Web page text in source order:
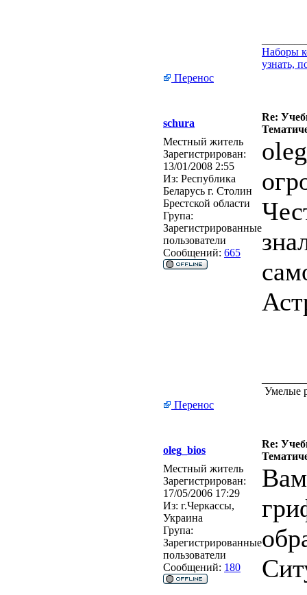
Наборы
узнать,
Перенос
schura
Re:
Местный житель
Зарегистрирован:
13/01/2008 2:55
Из: Республика
Беларусь г. Столин
Брестской области
Група:
Зарегистрированные
пользователи
Сообщений: 665
Умелые
Перенос
oleg_bios
Re:
Местный житель
Зарегистрирован:
17/05/2006 17:29
Из: г.Черкассы,
Украина
Група:
Зарегистрированные
пользователи
Сообщений: 180